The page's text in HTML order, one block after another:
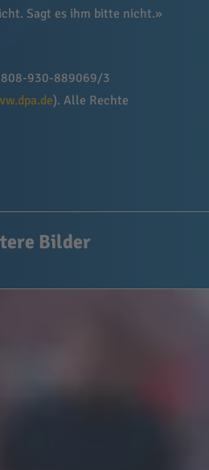
Sagt es ihm bitte nicht.»
930-889069/3
). Alle Rechte
Bilder